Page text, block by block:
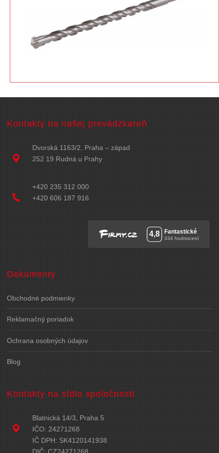
Kontakty na našej prevádzkareň
Dvorská 1163/2, Praha – západ
252 19 Rudná u Prahy
+420 235 312 000
+420 606 187 916
Dokumenty
Obchodné podmienky
Reklamačný poriadok
Ochrana osobných údajov
Blog
Kontakty na sídlo spoločnosti
Blatnická 14/3, Praha 5
IČO: 24271268
IČ DPH: SK4120141938